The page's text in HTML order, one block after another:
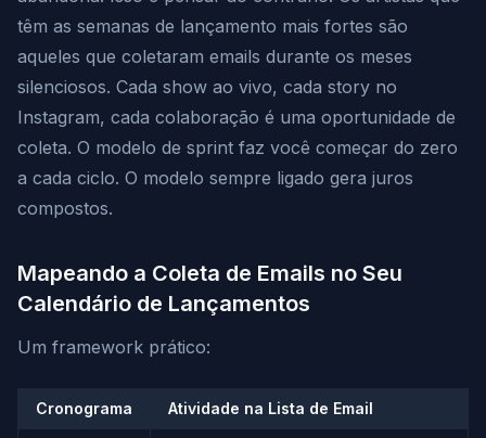
têm as semanas de lançamento mais fortes são
aqueles que coletaram emails durante os meses
silenciosos. Cada show ao vivo, cada story no
Instagram, cada colaboração é uma oportunidade de
coleta. O modelo de sprint faz você começar do zero
a cada ciclo. O modelo sempre ligado gera juros
compostos.
Mapeando a Coleta de Emails no Seu
Calendário de Lançamentos
Um framework prático:
Cronograma Atividade na Lista de Email